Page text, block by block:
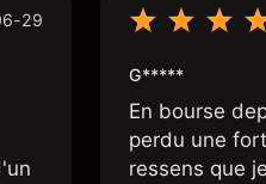
29
G*****
En bourse
perdu une
ressens que